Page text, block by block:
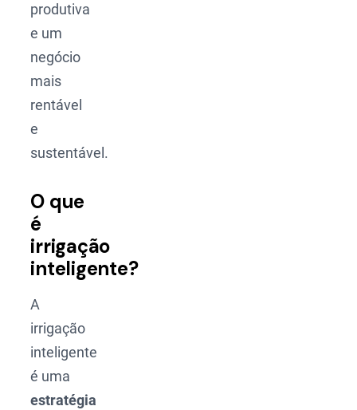
produtiva
e um
negócio
mais
rentável
e
sustentável.
O que
é
irrigação
inteligente?
A
irrigação
inteligente
é uma
estratégia